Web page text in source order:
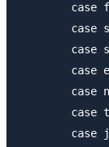
case
case
case
case
case
case
case